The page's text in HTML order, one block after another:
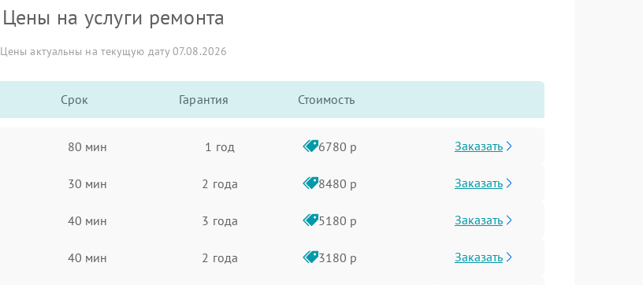
Цены на услуги ремонта
Цены актуальны на текущую дату 07.08.2026
Срок Гарантия Стоимость
80 мин 1 год 6780 р Заказать
30 мин 2 года 8480 р Заказать
40 мин 3 года 5180 р Заказать
40 мин 2 года 3180 р Заказать